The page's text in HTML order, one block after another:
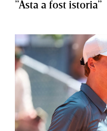
”Asta a fost istoria”